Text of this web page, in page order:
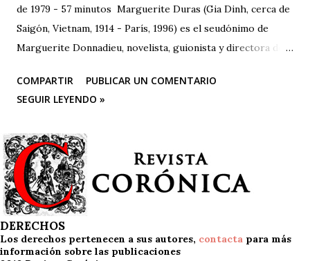
de 1979 - 57 minutos Marguerite Duras (Gia Dinh, cerca de
Saigón, Vietnam, 1914 - París, 1996) es el seudónimo de
Marguerite Donnadieu, novelista, guionista y directora de
derecho, matemáticas y ciencias políticas. En 1943 publicó
su primera obra, "La impudicia", a la que seguirían más de
dramáticos. En 1971 publica "El amor", que anticipa en
ciertos aspectos su obra más celebrada, "El amante" (1984),
ganadora, entre otros, del Premio Goncourt. En 1977
escribe, dirige e interpreta con Gerard Depardieu "Le
camion". Es autora también de "India song", entre otras
películas.
COMPARTIR
PUBLICAR UN COMENTARIO
SEGUIR LEYENDO »
DERECHOS
Los derechos pertenecen a sus autores, contacta para más
información sobre las publicaciones